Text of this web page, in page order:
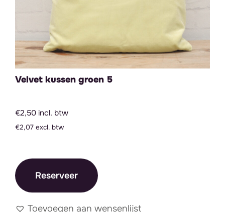
Velvet kussen groen 5
€2,50 incl. btw
€2,07 excl. btw
Reserveer
Toevoegen aan wensenlijst